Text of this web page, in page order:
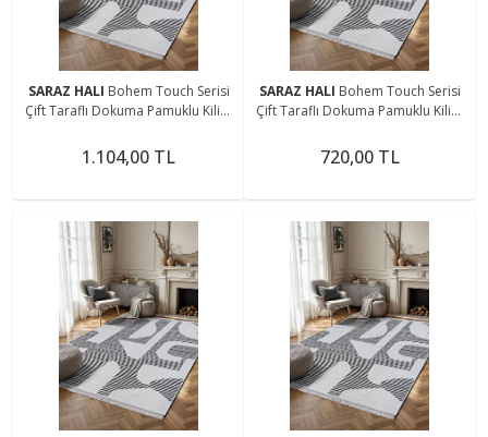
SARAZ HALI Bohem Touch Serisi
Çift Taraflı Dokuma Pamuklu Kilim
1.104,00 TL
SARAZ HALI Bohem Touch Serisi
Çift Taraflı Dokuma Pamuklu Kilim
720,00 TL